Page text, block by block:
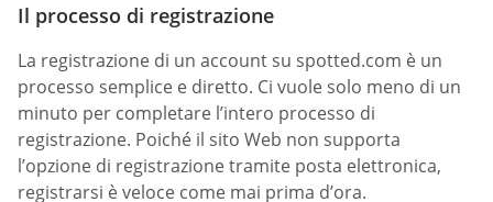
Il processo di registrazione
La registrazione di un account su spotted.com è un
processo semplice e diretto. Ci vuole solo meno di un
minuto per completare l’intero processo di
registrazione. Poiché il sito Web non supporta
l’opzione di registrazione tramite posta elettronica,
registrarsi è veloce come mai prima d’ora.